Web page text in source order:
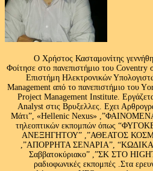
Ο Χρήστος Κασταμονίτης
Φοίτησε στο πανεπιστήμιο του Coventry
Επιστήμη Ηλεκτρονικών
Management από το πανεπιστήμιο του
Project Management Institute.
Analyst στις Βρυξελλες. Εχει
Μάτι”, «Hellenic Nexus»
τηλεοπτικών εκπομπών όπως
ΑΝΕΞΗΓΗΤΟΥ” ,”ΑΘΕΑΤΟΣ
,”ΑΠΟΡΡΗΤΑ ΣΕΝΑΡΙΑ”,
Σαββατοκύριακο” ,”ΣΚ ΣΤΟ
ραδιοφωνικές εκπομπές .Στα